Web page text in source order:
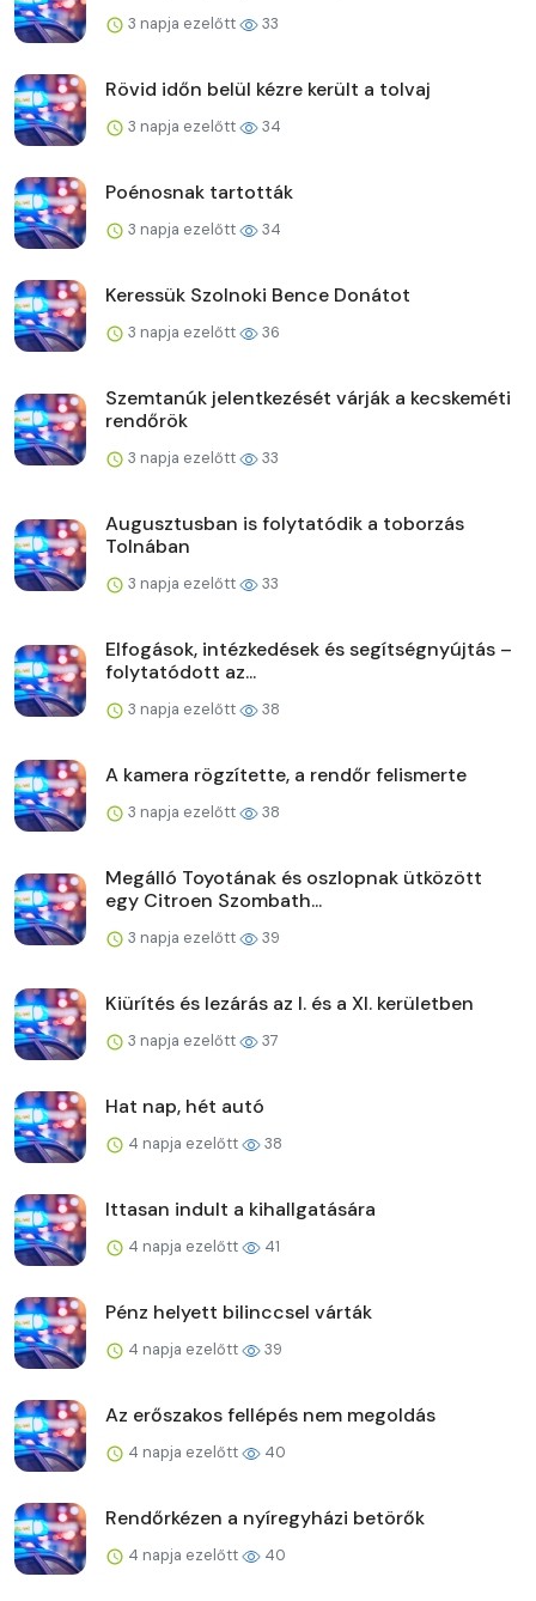
3 napja ezelőtt 33
Rövid időn belül kézre került a tolvaj
3 napja ezelőtt 34
Poénosnak tartották
3 napja ezelőtt 34
Keressük Szolnoki Bence Donátot
3 napja ezelőtt 36
Szemtanúk jelentkezését várják a kecskeméti
rendőrök
3 napja ezelőtt 33
Augusztusban is folytatódik a toborzás
Tolnában
3 napja ezelőtt 33
Elfogások, intézkedések és segítségnyújtás –
folytatódott az...
3 napja ezelőtt 38
A kamera rögzítette, a rendőr felismerte
3 napja ezelőtt 38
Megálló Toyotának és oszlopnak ütközött
egy Citroen Szombath...
3 napja ezelőtt 39
Kiürítés és lezárás az I. és a XI. kerületben
3 napja ezelőtt 37
Hat nap, hét autó
4 napja ezelőtt 38
Ittasan indult a kihallgatására
4 napja ezelőtt 41
Pénz helyett bilinccsel várták
4 napja ezelőtt 39
Az erőszakos fellépés nem megoldás
4 napja ezelőtt 40
Rendőrkézen a nyíregyházi betörők
4 napja ezelőtt 40